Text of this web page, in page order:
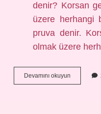
denir? Korsan
üzere herhangi
pruva denir.
olmak üzere
Devamını okuyun Denizcilikte
Çene